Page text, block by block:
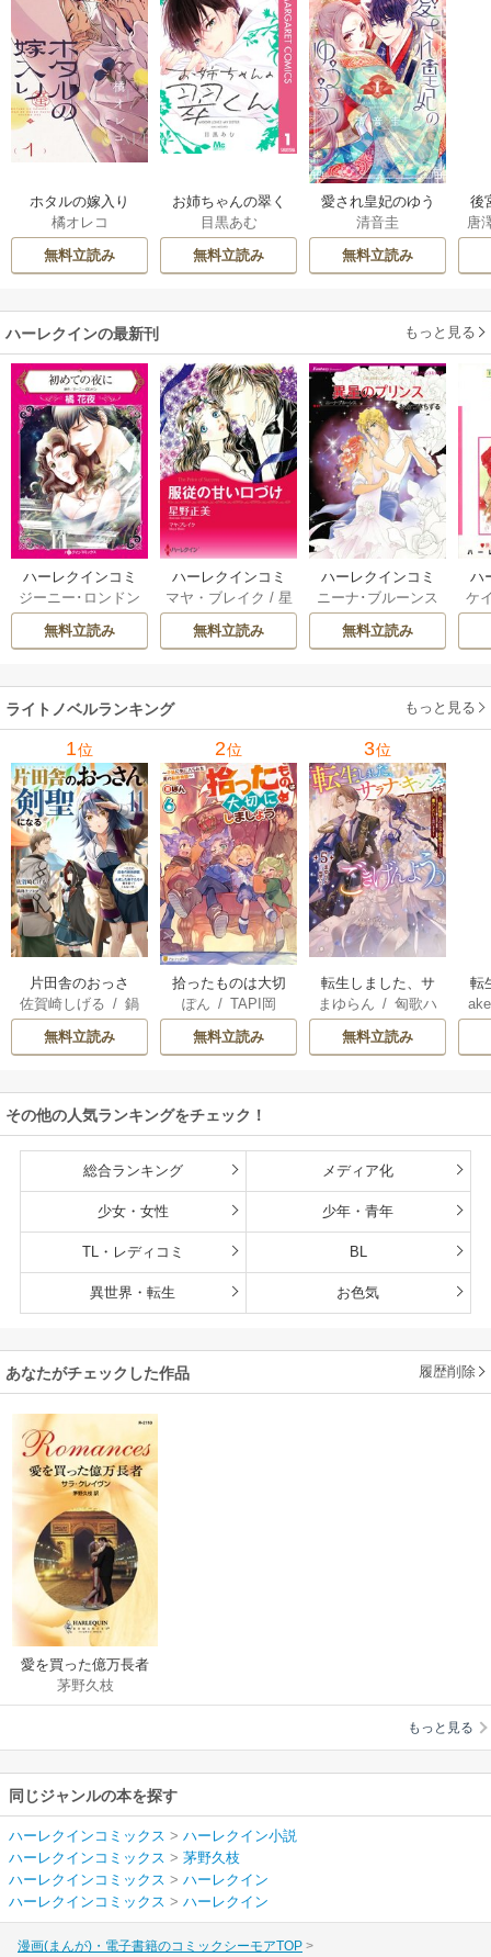
ホタルの嫁入り
橘オレコ
無料立読み
お姉ちゃんの翠く
ん
目黒あむ
無料立読み
愛され皇妃のゆう
うつ
清音圭
無料立読み
後
は
唐
ハーレクインの最新刊 もっと見る
ハーレクインコミ
ックス セット 202
6年 vol.1064 1巻
ジーニー･ロンドン
/橘花夜/メアリ
ー･ライアンズ
ーガン/星合操/ア
ン･ウィール/ 津寺
里可子
無料立読み
ハーレクインコミ
ックス セット 202
6年 vol.1002 1巻
マヤ・ブレイク / 星
野正美/ヘレン･ブ
ルックス/のわきね
ウェイ/一重夕子
無料立読み
ハーレクインコミ
ックス セット 202
6年 vol.1063 1巻
ニーナ･ブルーンス
/おおつきちずる/
レベッカ･ヨーク
ーディ/海野みつる
サラ･ウッド/流
水凛子
無料立読み
ハ
ッ
ケ
/
ザ
ライトノベルランキング もっと見る
1位
片田舎のおっさ
ん、剣聖になる
～ただの田舎の剣
術師範だったの
たちが俺を放って
くれない件～
佐賀崎しげる /鍋
島テツヒロ
無料立読み
2位
拾ったものは大切
にしましょう ～子
狼に気に入られた
男の転移物語～
ぽん / TAPI岡
無料立読み
3位
転生しました、サ
ラナ・キンジェで
す。ごきげんよ
う。
まゆらん /匈歌ハ
トリ
無料立読み
転
帝
その他の人気ランキングをチェック！
総合ランキング メディア化
少女・女性 少年・青年
TL・レディコミ BL
異世界・転生 お色気
あなたがチェックした作品 履歴削除
愛を買った億万長者
茅野久枝
もっと見る
同じジャンルの本を探す
ハーレクインコミックス > ハーレクイン小説
ハーレクインコミックス > 茅野久枝
ハーレクインコミックス > ハーレクイン
ハーレクインコミックス > ハーレクイン
漫画(まんが)・電子書籍のコミックシーモアTOP